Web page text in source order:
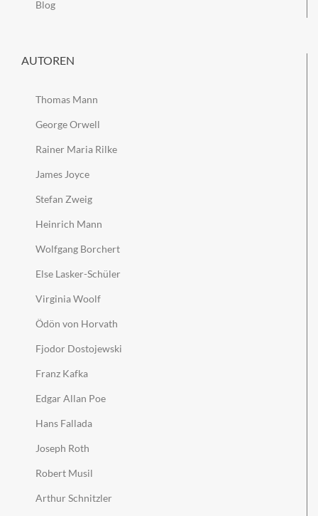
Blog
AUTOREN
Thomas Mann
George Orwell
Rainer Maria Rilke
James Joyce
Stefan Zweig
Heinrich Mann
Wolfgang Borchert
Else Lasker-Schüler
Virginia Woolf
Ödön von Horvath
Fjodor Dostojewski
Franz Kafka
Edgar Allan Poe
Hans Fallada
Joseph Roth
Robert Musil
Arthur Schnitzler